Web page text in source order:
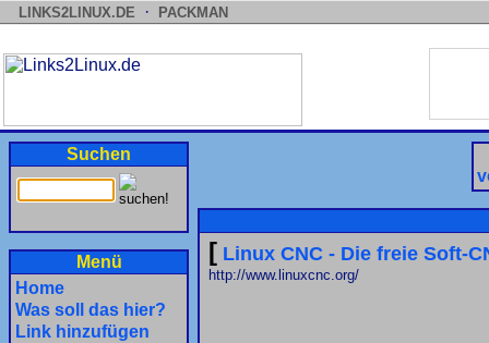
LINKS2LINUX.DE · PACKMAN
Suchen
Menü
Home
Was soll das hier?
Link hinzufügen
[ Linux CNC - Die freie Soft-
http://www.linuxcnc.org/